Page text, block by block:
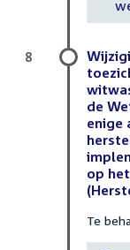
de
enige
op
Te
8